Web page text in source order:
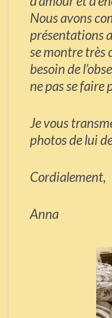
Nous avons
présentations
se montre très
besoin de
ne pas se faire
Je vous
photos de lui
Cordialement,
Anna